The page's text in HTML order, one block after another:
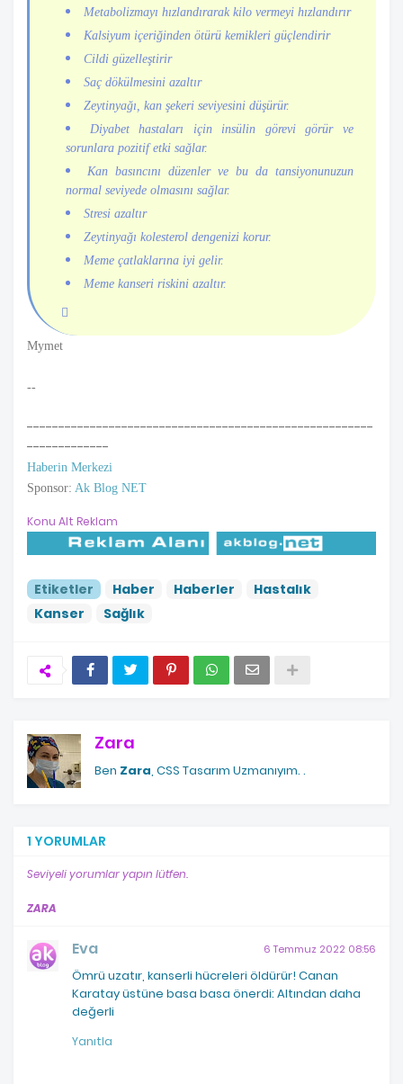
Metabolizmayı hızlandırarak kilo vermeyi hızlandırır
Kalsiyum içeriğinden ötürü kemikleri güçlendirir
Cildi güzelleştirir
Saç dökülmesini azaltır
Zeytinyağı, kan şekeri seviyesini düşürür.
Diyabet hastaları için insülin görevi görür ve
sorunlara pozitif etki sağlar.
Kan basıncını düzenler ve bu da tansiyonunuzun
normal seviyede olmasını sağlar.
Stresi azaltır
Zeytinyağı kolesterol dengenizi korur.
Meme çatlaklarına iyi gelir.
Meme kanseri riskini azaltır.
Mymet
--
-------------------------------------------------------
-------------
Haberin Merkezi
Sponsor: Ak Blog NET
Konu Alt Reklam
Etiketler Haber Haberler
Hastalık
Kanser
Sağlık
Zara
Ben Zara, CSS Tasarım Uzmanıyım. .
1 YORUMLAR
Seviyeli yorumlar yapın lütfen.
ZARA
Eva 6 Temmuz 2022 08:56
Ömrü uzatır, kanserli hücreleri öldürür! Canan
Karatay üstüne basa basa önerdi: Altından daha
değerli
Yanıtla